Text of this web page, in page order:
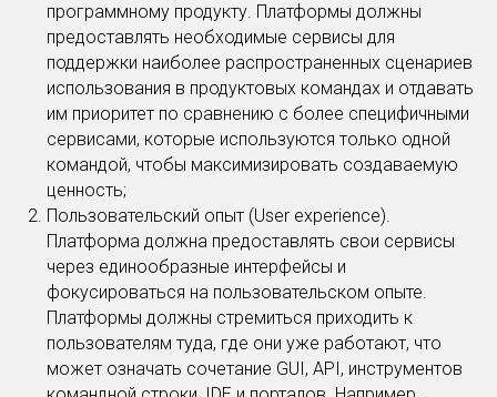
программному продукту. Платформы должны
предоставлять необходимые сервисы для
поддержки наиболее распространенных сценариев
использования в продуктовых командах и отдавать
им приоритет по сравнению с более специфичными
сервисами, которые используются только одной
командой, чтобы максимизировать создаваемую
ценность;
Пользовательский опыт (User experience).
Платформа должна предоставлять свои сервисы
через единообразные интерфейсы и
фокусироваться на пользовательском опыте.
Платформы должны стремиться приходить к
пользователям туда, где они уже работают, что
может означать сочетание GUI, API, инструментов